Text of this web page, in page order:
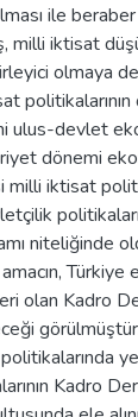
ile
milli iktisat
olmaya
ulus-devlet
dönemi
iktisat
niteliğinde
olan Kadro
Kadro